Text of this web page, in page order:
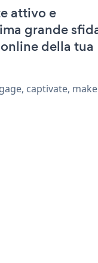
attivo e
grande
della tua
captivate,